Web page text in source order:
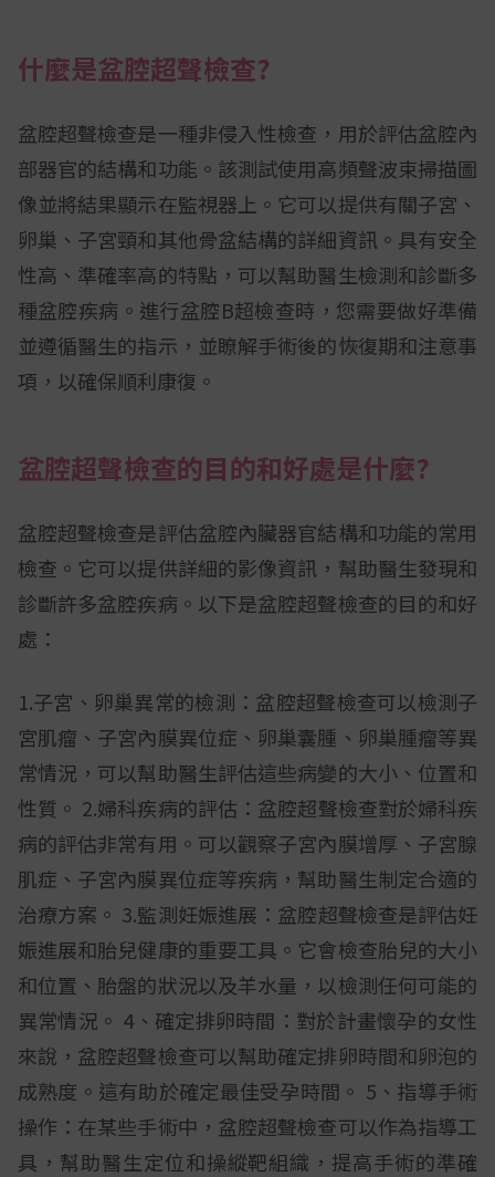
什麼是盆腔超聲檢查?
盆腔超聲檢查是一種非侵入性檢查，用於評估盆腔內
部器官的結構和功能。該測試使用高頻聲波束掃描圖
像並將結果顯示在監視器上。它可以提供有關子宮、
卵巢、子宮頸和其他骨盆結構的詳細資訊。具有安全
性高、準確率高的特點，可以幫助醫生檢測和診斷多
種盆腔疾病。進行盆腔B超檢查時，您需要做好準備
並遵循醫生的指示，並瞭解手術後的恢復期和注意事
項，以確保順利康復。
盆腔超聲檢查的目的和好處是什麼?
盆腔超聲檢查是評估盆腔內臟器官結構和功能的常用
檢查。它可以提供詳細的影像資訊，幫助醫生發現和
診斷許多盆腔疾病。以下是盆腔超聲檢查的目的和好
處：
1.子宮、卵巢異常的檢測：盆腔超聲檢查可以檢測子
宮肌瘤、子宮內膜異位症、卵巢囊腫、卵巢腫瘤等異
常情況，可以幫助醫生評估這些病變的大小、位置和
性質。 2.婦科疾病的評估：盆腔超聲檢查對於婦科疾
病的評估非常有用。可以觀察子宮內膜增厚、子宮腺
肌症、子宮內膜異位症等疾病，幫助醫生制定合適的
治療方案。 3.監測妊娠進展：盆腔超聲檢查是評估妊
娠進展和胎兒健康的重要工具。它會檢查胎兒的大小
和位置、胎盤的狀況以及羊水量，以檢測任何可能的
異常情況。 4、確定排卵時間：對於計畫懷孕的女性
來說，盆腔超聲檢查可以幫助確定排卵時間和卵泡的
成熟度。這有助於確定最佳受孕時間。 5、指導手術
操作：在某些手術中，盆腔超聲檢查可以作為指導工
具，幫助醫生定位和操縱靶組織，提高手術的準確